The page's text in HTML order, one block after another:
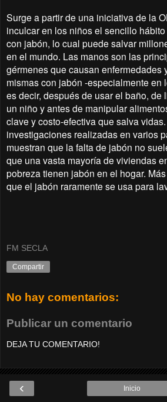
Surge a partir de una iniciativa de la
inculcar en los niños el sencillo
con jabón, lo cual puede salvar
en el mundo. Las manos son las
gérmenes que causan enfermedades
mismas con jabón -especialmente en
es decir, después de usar el baño, de
un niño y antes de manipular
clave y costo-efectiva que salva
investigaciones realizadas en varios
muestran que la falta de jabón no
que una vasta mayoría de viviendas
pobreza tienen jabón en el hogar.
que el jabón raramente se usa para
FM SECLA
Compartir
No hay comentarios:
Publicar un comentario
DEJA TU COMENTARIO!
‹ Inicio